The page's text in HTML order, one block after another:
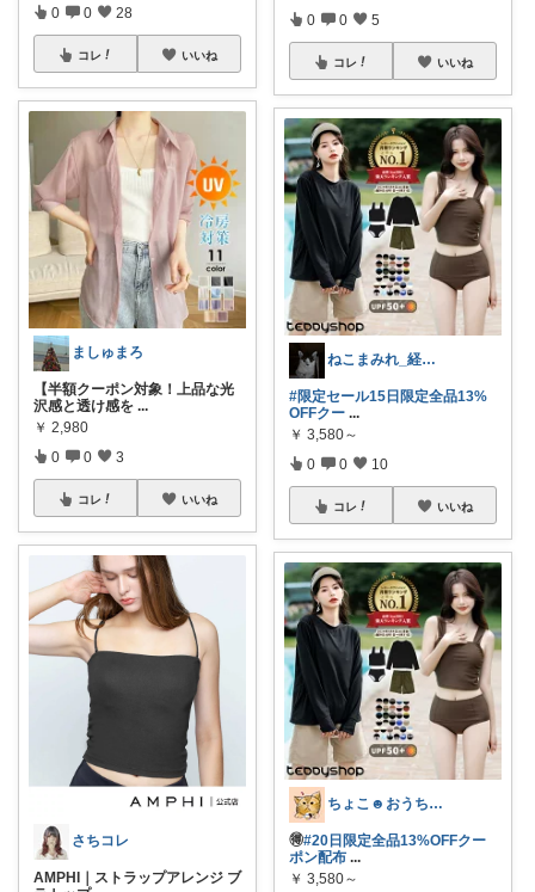
0 0 28
コレ いいね
ましゅまろ
【半額クーポン対象！上品な光
沢感と透け感を ...
￥ 2,980
0 0 3
コレ いいね
さちコレ
AMPHI｜ストラップアレンジ ブ
0 0 5
コレ いいね
ねこまみれ_経由感謝致します🐈
#限定セール15日限定全品13%
OFFクー ...
￥ 3,580～
0 0 10
コレ いいね
ちょこ☻おうち時間充実🏠アイテム
🉐#20日限定全品13%OFFクー
ポン配布 ...
￥ 3,580～